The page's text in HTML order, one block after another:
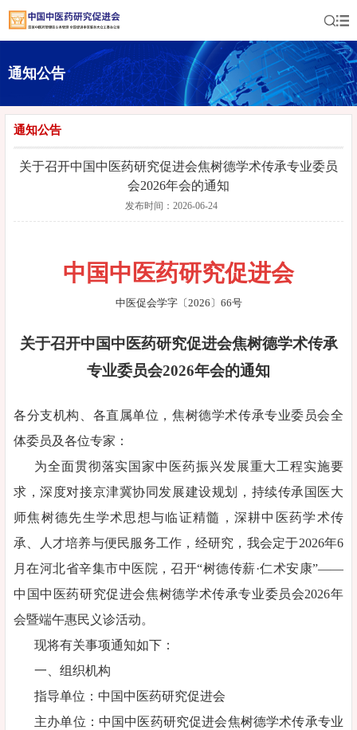
通知公告
通知公告
关于召开中国中医药研究促进会焦树德学术传承专业委员
会2026年会的通知
发布时间：2026-06-24
中国中医药研究促进会
中医促会学字〔2026〕66号
关于召开中国中医药研究促进会焦树德学术传承
专业委员会2026年会的通知
各分支机构、各直属单位，焦树德学术传承专业委员会全
体委员及各位专家：
为全面贯彻落实国家中医药振兴发展重大工程实施要
求，深度对接京津冀协同发展建设规划，持续传承国医大
师焦树德先生学术思想与临证精髓，深耕中医药学术传
承、人才培养与便民服务工作，经研究，我会定于2026年6
月在河北省辛集市中医院，召开“树德传薪·仁术安康”——
中国中医药研究促进会焦树德学术传承专业委员会2026年
会暨端午惠民义诊活动。
现将有关事项通知如下：
一、组织机构
指导单位：中国中医药研究促进会
主办单位：中国中医药研究促进会焦树德学术传承专业